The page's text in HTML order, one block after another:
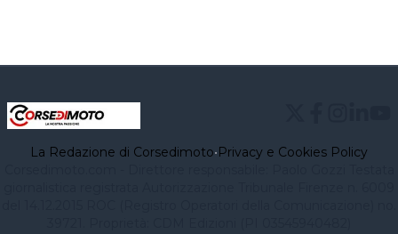
La Redazione di Corsedimoto•Privacy e Cookies Policy